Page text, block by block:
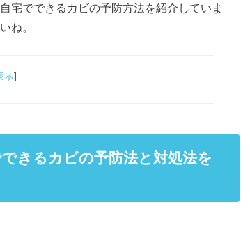
宅でできるカビの予防方法を紹介していま
ね。
示]
きるカビの予防法と対処法を